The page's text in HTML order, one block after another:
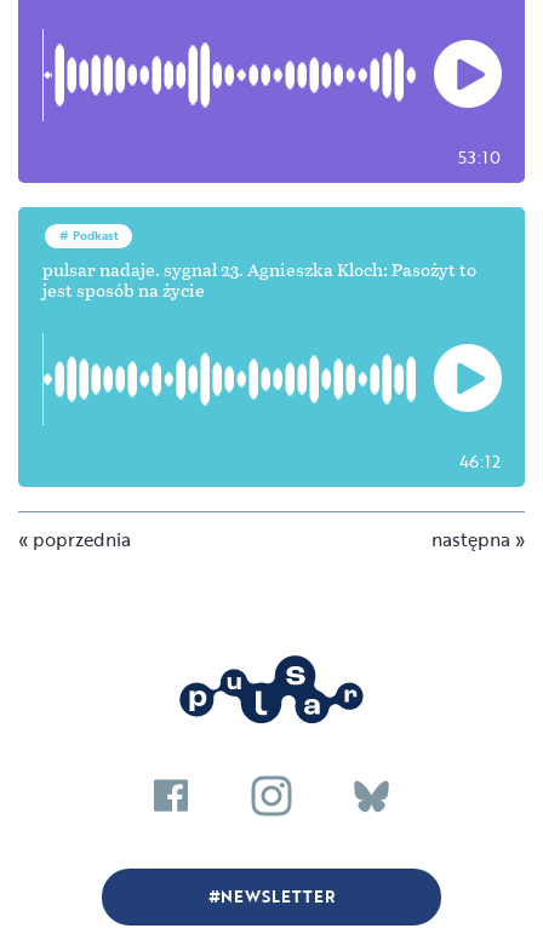
53:10
Podkast
pulsar nadaje. sygnał 23. Agnieszka Kloch: Pasożyt to
jest sposób na życie
46:12
« poprzednia następna »
NEWSLETTER